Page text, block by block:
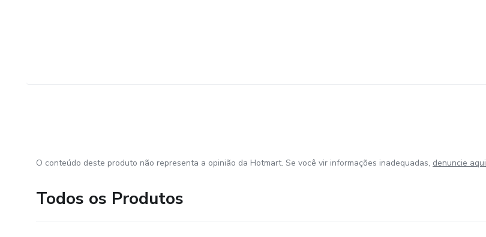
O conteúdo deste produto não representa a opinião da Hotmart. Se você vir informações inadequadas, denuncie aqui
Todos os Produtos